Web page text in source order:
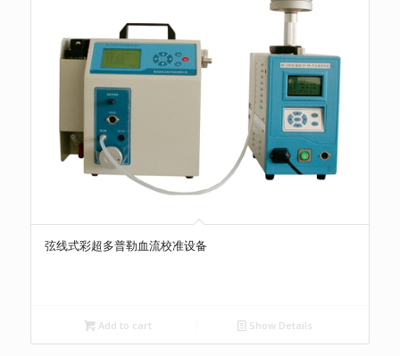
弦线式彩超多普勒血流校准设备
Add to cart Show Details